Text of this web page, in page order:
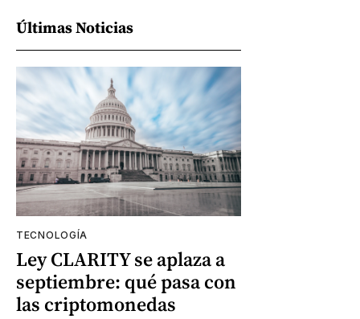
Últimas Noticias
TECNOLOGÍA
Ley CLARITY se aplaza a
septiembre: qué pasa con
las criptomonedas